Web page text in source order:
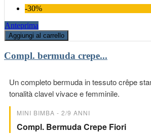
-30%
Anteprima
Aggiungi al carrello
Compl. bermuda crepe...
Un completo bermuda in tessuto crêpe
tonalità clavel vivace e femminile.
MINI BIMBA - 2/9 ANNI
Compl. Bermuda Crepe Fiori